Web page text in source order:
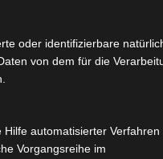
und
zur
oder identifizierbare
von dem für die
automatisierter Verfahren
Vorgangsreihe im